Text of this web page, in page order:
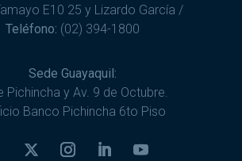
E10 25 y Lizardo García /
Teléfono: (02) 394-1800
Sede Guayaquil:
Pichincha y Av. 9 de Octubre.
Banco Pichincha 6to Piso